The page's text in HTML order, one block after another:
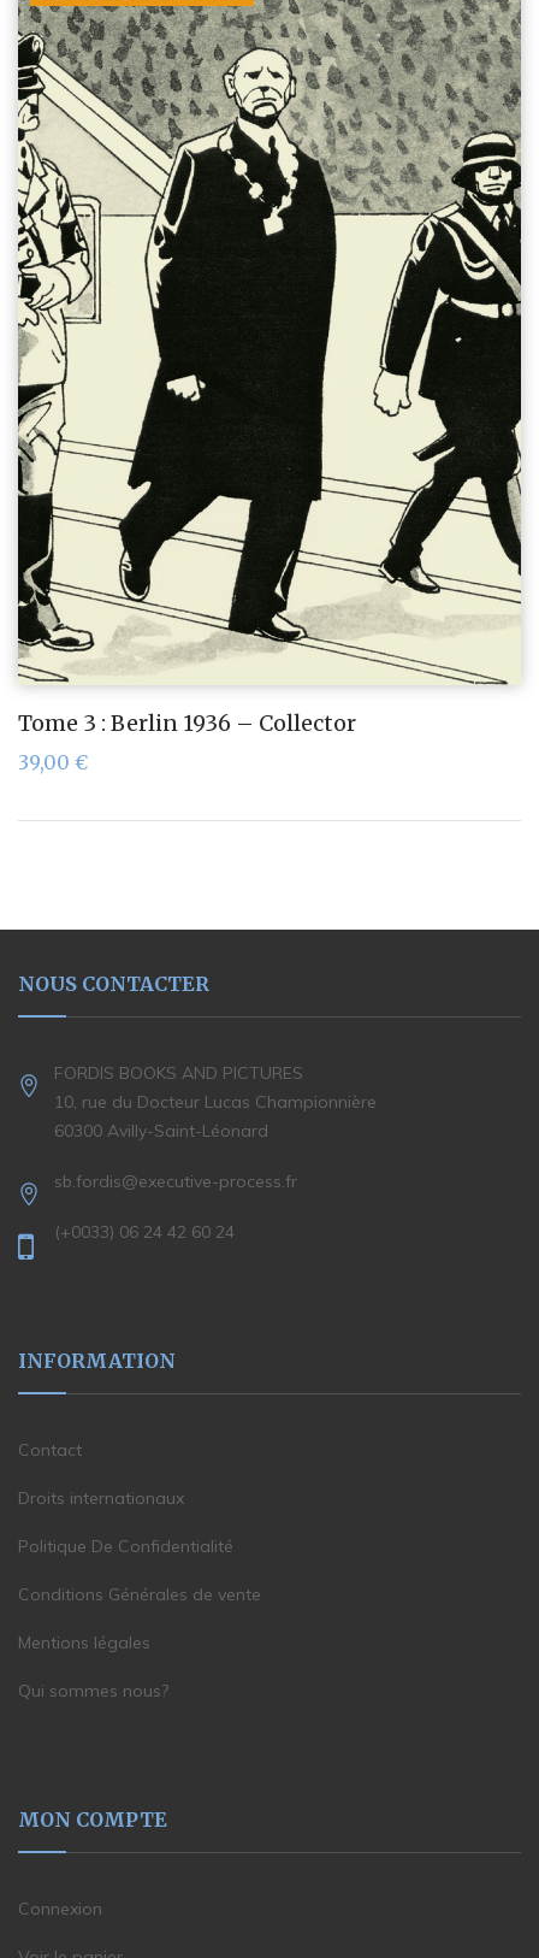
Tome 3 : Berlin 1936 – Collector
39,00 €
NOUS CONTACTER
FORDIS BOOKS AND PICTURES
10, rue du Docteur Lucas Championnière
60300 Avilly-Saint-Léonard
sb.fordis@executive-process.fr
(+0033) 06 24 42 60 24
INFORMATION
Contact
Droits internationaux
Politique De Confidentialité
Conditions Générales de vente
Mentions légales
Qui sommes nous?
MON COMPTE
Connexion